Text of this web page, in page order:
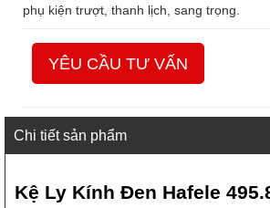
phụ kiện trượt, thanh lịch, sang trọng.
YÊU CẦU TƯ VẤN
Chi tiết sản phẩm
Kệ Ly Kính Đen Hafele